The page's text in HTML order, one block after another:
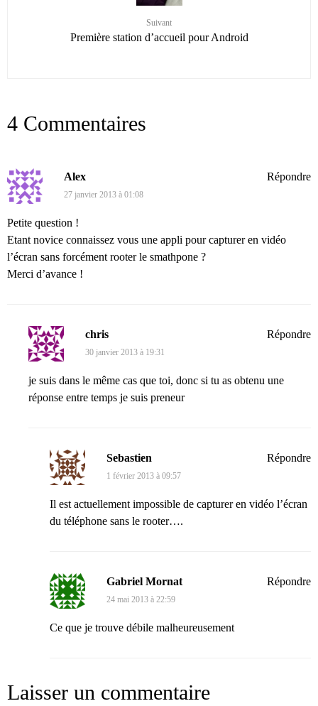
Suivant
Première station d’accueil pour Android
4 Commentaires
Alex
27 janvier 2013 à 01:08
Petite question !
Etant novice connaissez vous une appli pour capturer en vidéo
l’écran sans forcément rooter le smathpone ?
Merci d’avance !
Répondre
chris
30 janvier 2013 à 19:31
je suis dans le même cas que toi, donc si tu as obtenu une
réponse entre temps je suis preneur
Répondre
Sebastien
1 février 2013 à 09:57
Il est actuellement impossible de capturer en vidéo l’écran
du téléphone sans le rooter….
Répondre
Gabriel Mornat
24 mai 2013 à 22:59
Ce que je trouve débile malheureusement
Répondre
Laisser un commentaire